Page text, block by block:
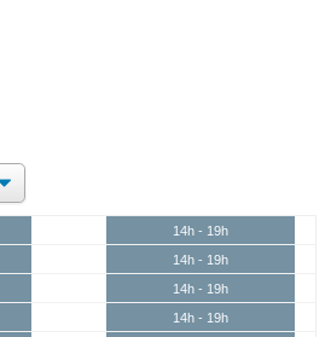
14h - 19h
14h - 19h
14h - 19h
14h - 19h